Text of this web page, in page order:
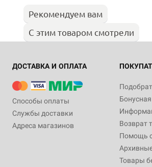
Рекомендуем вам
С этим товаром смотрели
ДОСТАВКА И ОПЛАТА
Способы оплаты
Службы доставки
Адреса магазинов
Возврат
Помощь
Товары